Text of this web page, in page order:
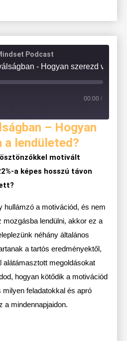
Podcast
00:00 /
– Hogyan
a lendületed?
motivált
a képes hosszú távon
hullámzó a motivációd, és nem
mozgásba lendülni, akkor ez a
néhány általános
a tartós eredményektől,
megoldásokat
hogyan kötődik a motivációd
feladatokkal és apró
a mindennapjaidon.